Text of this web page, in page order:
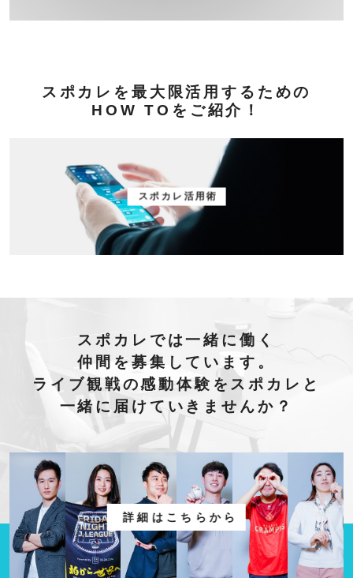
スポカレを最大限活用するための
HOW TOをご紹介！
スポカレ活用術
スポカレでは一緒に働く
仲間を募集しています。
ライブ観戦の感動体験をスポカレと
一緒に届けていきませんか？
詳細はこちらから